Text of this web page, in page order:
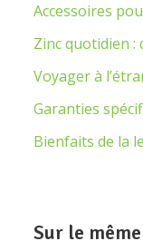
Accessoires
Zinc quotidien
Voyager à
Garanties
Bienfaits de la
Sur le